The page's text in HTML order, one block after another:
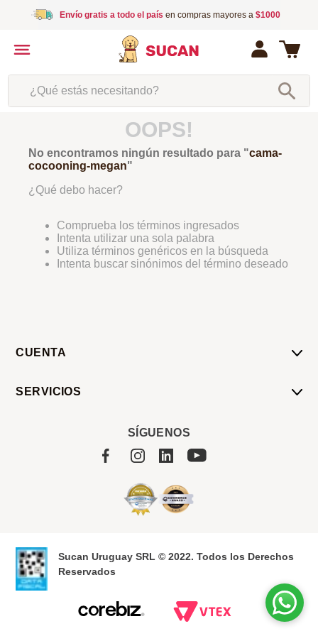
Envío gratis a todo el país en compras mayores a $1000
¿Qué estás necesitando?
OOPS!
No encontramos ningún resultado para "cama-
cocooning-megan"
¿Qué debo hacer?
Comprueba los términos ingresados
Intenta utilizar una sola palabra
Utiliza términos genéricos en la búsqueda
Intenta buscar sinónimos del término deseado
CUENTA
SERVICIOS
SÍGUENOS
Sucan Uruguay SRL © 2022. Todos los Derechos
Reservados